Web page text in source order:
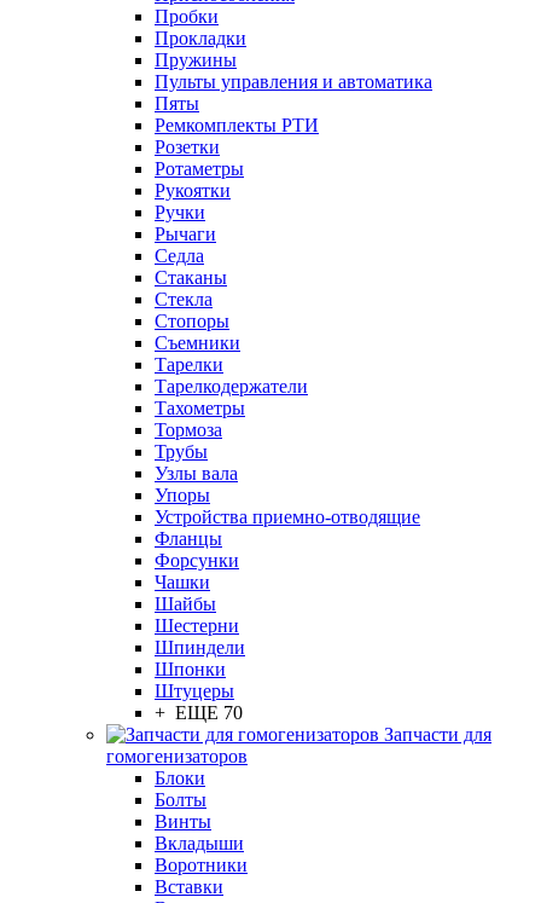
Пробки
Прокладки
Пружины
Пульты управления и автоматика
Пяты
Ремкомплекты РТИ
Розетки
Ротаметры
Рукоятки
Ручки
Рычаги
Седла
Стаканы
Стекла
Стопоры
Съемники
Тарелки
Тарелкодержатели
Тахометры
Тормоза
Трубы
Узлы вала
Упоры
Устройства приемно-отводящие
Фланцы
Форсунки
Чашки
Шайбы
Шестерни
Шпиндели
Шпонки
Штуцеры
+ ЕЩЕ 70
Запчасти для
гомогенизаторов
Блоки
Болты
Винты
Вкладыши
Воротники
Вставки